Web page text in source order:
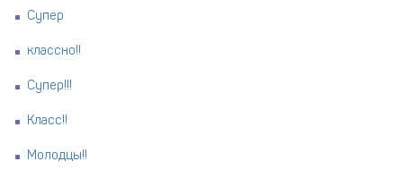
Супер
классно!!
Супер!!!
Класс!!
Молодцы!!